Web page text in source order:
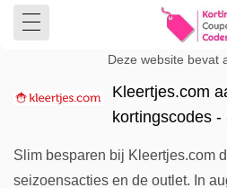
Deze website bevat
Kleertjes.com
kortingscodes
Slim besparen bij Kleertjes.com
seizoensacties en de outlet. In